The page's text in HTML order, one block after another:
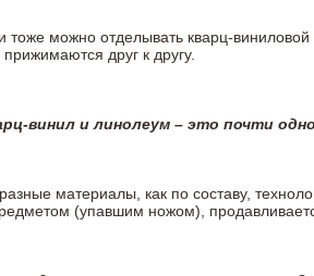
тоже можно отделывать кварц-
друг к другу.
винил и линолеум – это почти
материалы, как по составу,
(упавшим ножом),